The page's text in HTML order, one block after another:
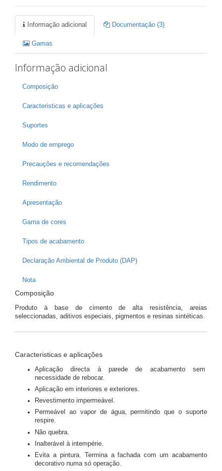
Informação adicional Documentação (3)
Gamas
Informação adicional
Composição
Caracteristicas e aplicações
Suportes
Modo de emprego
Precauções e recomendações
Rendimento
Apresentação
Gama de cores
Tipos de acabamento
Declaração Ambiental de Produto (DAP)
Nota
Composição
Produto à base de cimento de alta resistência, areias
seleccionadas, aditivos especiais, pigmentos e resinas sintéticas.
Caracteristicas e aplicações
Aplicação directa à parede de acabamento sem
necessidade de rebocar.
Aplicação em interiores e exteriores.
Revestimento impermeável.
Permeável ao vapor de água, permitindo que o suporte
respire.
Não quebra.
Inalterável à intempérie.
Evita a pintura. Termina a fachada com um acabamento
decorativo numa só operação.